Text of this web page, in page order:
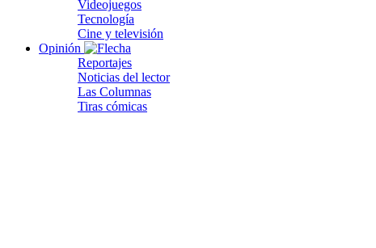
Videojuegos
Tecnología
Cine y televisión
Opinión
Reportajes
Noticias del lector
Las Columnas
Tiras cómicas